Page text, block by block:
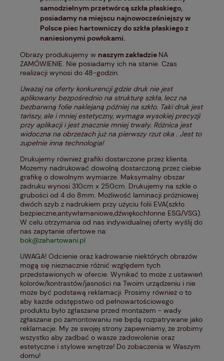
samodzielnym przetwórcą szkła płaskiego,
posiadamy na miejscu najnowocześniejszy w
Polsce piec hartowniczy do szkła płaskiego z
naniesionymi powłokami.
Obrazy produkujemy w naszym zakładzie NA
ZAMÓWIENIE. Nie posiadamy ich na stanie. Czas
realizacji wynosi do 48-godzin.
Uważaj na oferty konkurencji gdzie druk nie jest
aplikowany bezpośrednio na strukturę szkła, lecz na
bezbarwną folie naklejaną później na szkło. Taki druk jest
tańszy, ale i mniej estetyczny, wymaga wysokiej precyzji
przy aplikacji i jest znacznie mniej trwały. Różnica jest
widoczna na obrzeżach już na pierwszy rzut oka . Jest to
zupełnie inna technologia!
Drukujemy również grafiki dostarczone przez klienta.
Możemy nadrukować dowolną dostarczoną przez ciebie
grafikę o dowolnym wymiarze. Maksymalny obszar
zadruku wynosi 310cm x 250cm. Drukujemy na szkle o
grubości od 4 do 8mm. Możliwość laminacji próżniowej
dwóch szyb z nadrukiem przy użyciu folii EVA(szkło
bezpieczne,antywłamaniowe,dźwiękochłonne ESG/VSG).
W celu otrzymania od nas indywidualnej oferty wyślij do
nas zapytanie ofertowe na:
bok@zahartowani.pl
UWAGA! Odcienie oraz kadrowanie niektórych obrazów
mogą się nieznacznie różnić względem tych
przedstawionych w ofercie. Wynikać to może z ustawień
kolorów/kontrastów/jasności na Twoim urządzeniu i nie
może być podstawą reklamacji. Prosimy również o to
aby każde odstępstwo od pełnowartościowego
produktu było zgłaszane przed montażem - wady
zgłaszane po zamontowaniu nie będą rozpatrywane jako
reklamacje. My ze swojej strony zapewniamy, że zrobimy
wszystko aby zadbać o wasze zadowolenie oraz
estetyczne i stylowe wnętrze! Do zobaczenia w Waszym
domu!